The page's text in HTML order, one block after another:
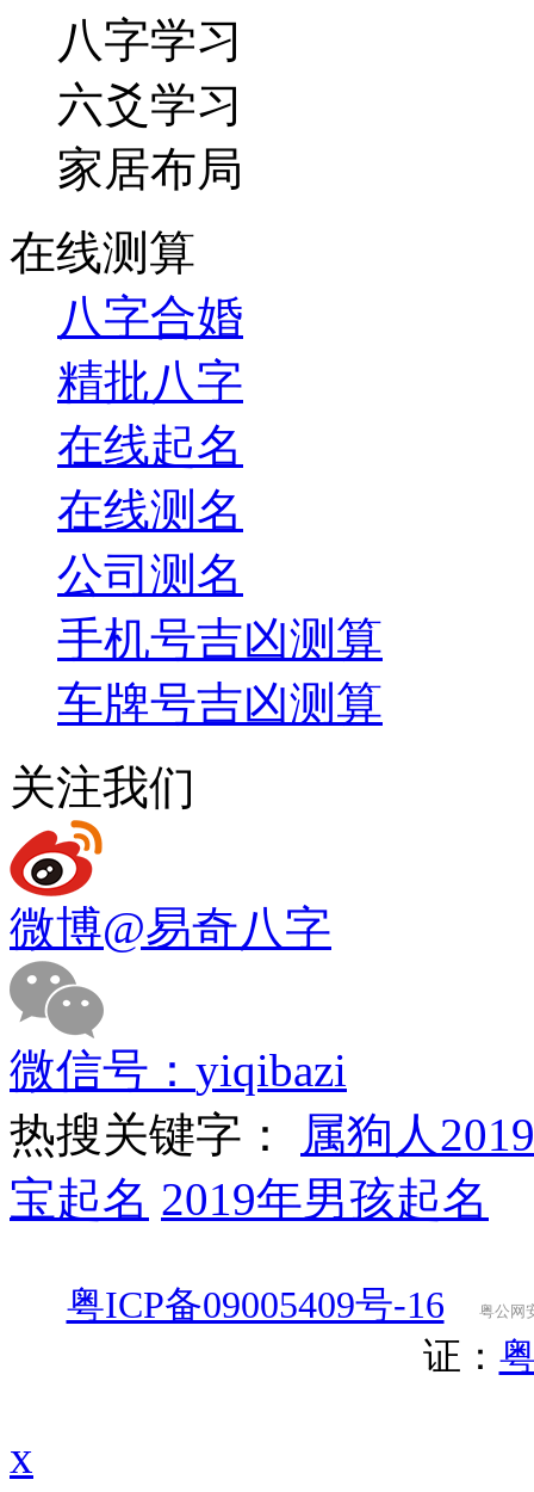
八字学习
六爻学习
家居布局
在线测算
八字合婚
精批八字
在线起名
在线测名
公司测名
手机号吉凶测算
车牌号吉凶测算
关注我们
微博@易奇八字
微信号： yiqibazi
热搜关键字：
属狗人
宝起名 2019年男孩起名
粤ICP备09005409号-16 粤公网
证：
x